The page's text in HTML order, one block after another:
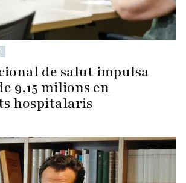
de salut impulsa
9,15 milions en
hospitalaris